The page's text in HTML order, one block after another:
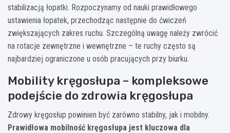
stabilizacją łopatki. Rozpoczynamy od nauki prawidłowego
ustawienia łopatek, przechodząc następnie do ćwiczeń
zwiększających zakres ruchu. Szczególną uwagę należy zwrócić
na rotacje zewnętrzne i wewnętrzne – te ruchy często są
najbardziej ograniczone u osób pracujących przy biurku.
Mobility kręgosłupa – kompleksowe
podejście do zdrowia kręgosłupa
Zdrowy kręgosłup powinien być zarówno stabilny, jak i mobilny.
Prawidłowa mobilność kręgosłupa jest kluczowa dla